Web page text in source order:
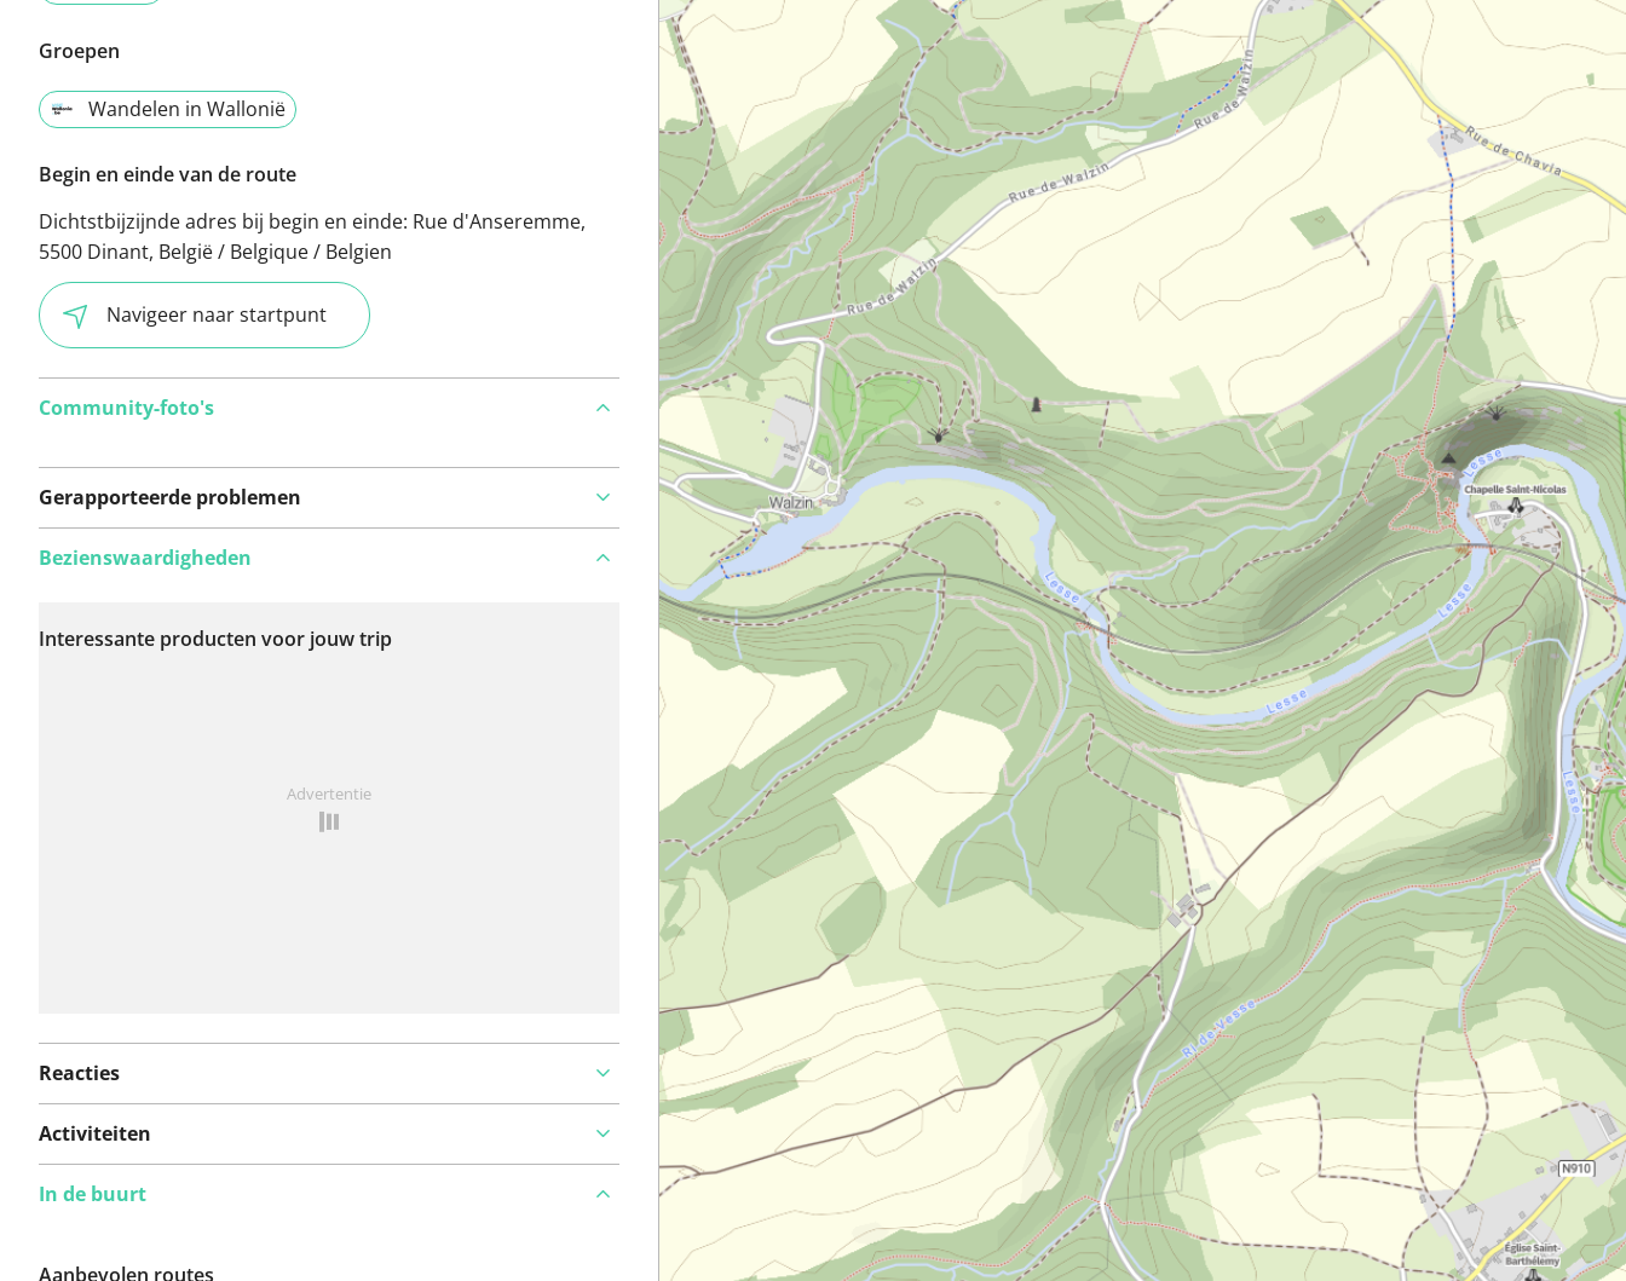
Groepen
Wandelen in Wallonië
Begin en einde van de route
Dichtstbijzijnde adres bij begin en einde: Rue d'Anseremme,
5500 Dinant, België / Belgique / Belgien
Navigeer naar startpunt
Community-foto's
Gerapporteerde problemen
problemen op deze
Bezienswaardigheden
Interessante producten voor jouw trip
Advertentie
Reacties
Activiteiten
In de buurt
Aanbevolen routes